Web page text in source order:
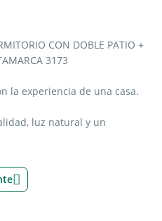
CON DOBLE PATIO +
3173
la experiencia de una casa.
luz natural y un
propio, ideal para
cotidianos con
buscan algo más que